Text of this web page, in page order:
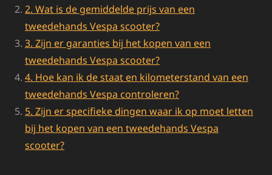
2. Wat is de gemiddelde prijs van een
tweedehands Vespa scooter?
3. Zijn er garanties bij het kopen van een
tweedehands Vespa scooter?
4. Hoe kan ik de staat en kilometerstand van een
tweedehands Vespa controleren?
5. Zijn er specifieke dingen waar ik op moet letten
bij het kopen van een tweedehands Vespa
scooter?